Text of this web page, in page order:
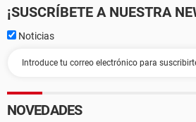
¡SUSCRÍBETE A NUESTRA
Noticias
NOVEDADES